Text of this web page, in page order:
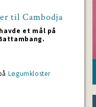
til Cambodja
et mål på
Løgumkloster